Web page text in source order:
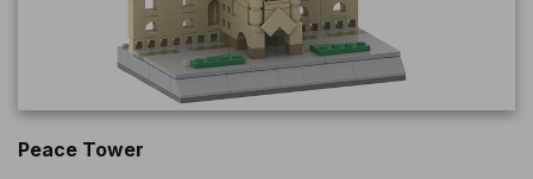
Peace Tower